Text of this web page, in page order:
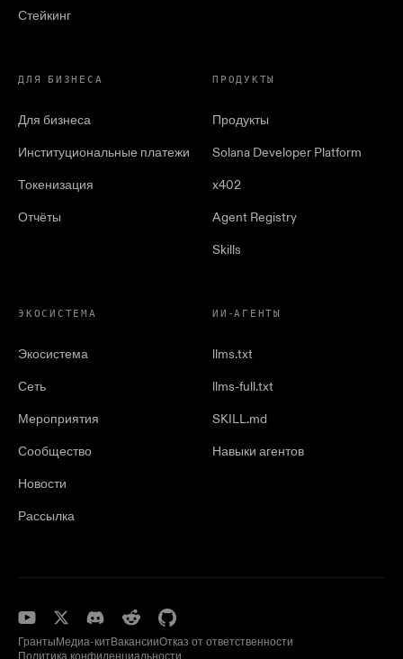
Стейкинг
ДЛЯ БИЗНЕСА
Для бизнеса
Институциональные платежи
Токенизация
Отчёты
ПРОДУКТЫ
Продукты
Solana Developer Platform
x402
Agent Registry
Skills
ЭКОСИСТЕМА
Экосистема
Сеть
Мероприятия
Сообщество
Новости
Рассылка
ИИ-АГЕНТЫ
llms.txt
llms-full.txt
SKILL.md
Навыки агентов
ГрантыМедиа-китВакансииОтказ от ответственности